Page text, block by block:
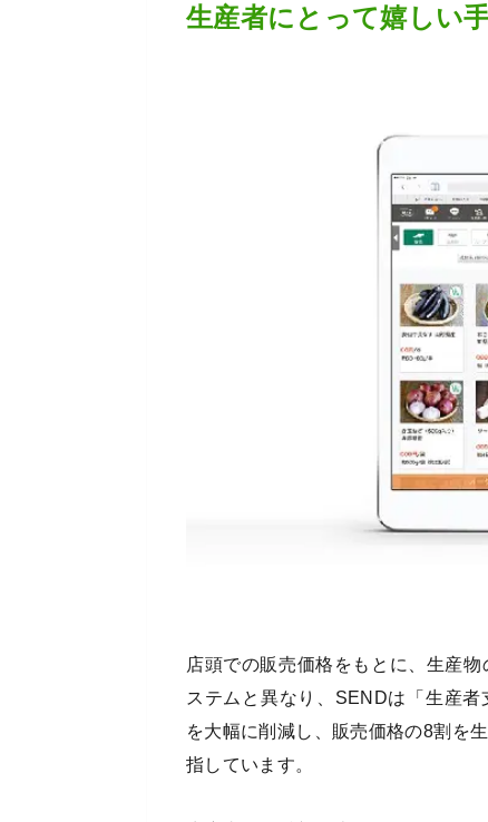
生産者にとって嬉しい
店頭での販売価格をもとに、生産
ステムと異なり、SENDは「生産
を大幅に削減し、販売価格の8割を
指しています。